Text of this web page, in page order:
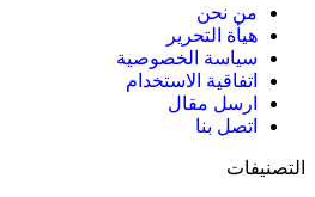
من نحن
هيأة التحرير
سياسة الخصوصية
اتفاقية الاستخدام
ارسل مقال
اتصل بنا
التصنيفات